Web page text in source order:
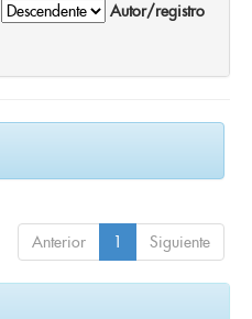
Autor/registro
Anterior 1 Siguiente